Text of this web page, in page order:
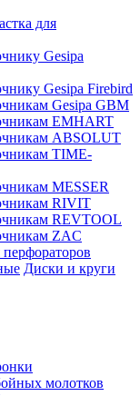
для
Gesipa
Gesipa Firebird
Gesipa GBM
EMHART
ABSOLUT
TIME-
MESSER
RIVIT
REVTOOL
ZAC
Диски и круги